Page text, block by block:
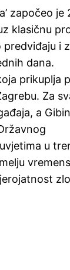
započeo je
klasičnu
i
dana.
prikuplja
Za
a
u